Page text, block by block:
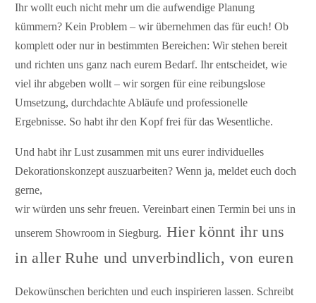
Ihr wollt euch nicht mehr um die aufwendige Planung
kümmern? Kein Problem – wir übernehmen das für euch! Ob
komplett oder nur in bestimmten Bereichen: Wir stehen bereit
und richten uns ganz nach eurem Bedarf. Ihr entscheidet, wie
viel ihr abgeben wollt – wir sorgen für eine reibungslose
Umsetzung, durchdachte Abläufe und professionelle
Ergebnisse. So habt ihr den Kopf frei für das Wesentliche.
Und habt ihr Lust zusammen mit uns eurer individuelles
Dekorationskonzept auszuarbeiten? Wenn ja, meldet euch doch
gerne,
wir würden uns sehr freuen. Vereinbart einen Termin bei uns in
unserem Showroom in Siegburg. Hierkönnt ihr uns
in aller Ruhe und unverbindlich, von euren
Dekowünschen berichten und euch inspirieren lassen. Schreibt